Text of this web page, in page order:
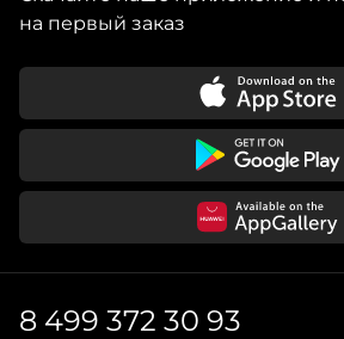
на первый заказ
8 499 372 30 93